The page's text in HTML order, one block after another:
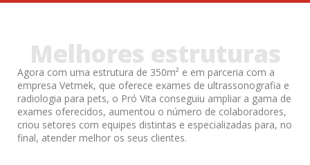
Melhores estruturas
Agora com uma estrutura de 350m² e em parceria com a
empresa Vetmek, que oferece exames de ultrassonografia e
radiologia para pets, o Pró Vita conseguiu ampliar a gama de
exames oferecidos, aumentou o número de colaboradores,
criou setores com equipes distintas e especializadas para, no
final, atender melhor os seus clientes.